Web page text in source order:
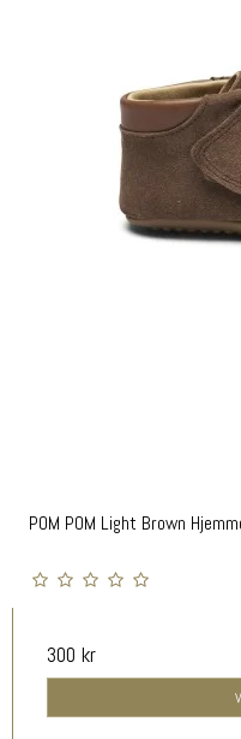
POM POM Light Brown
300 kr